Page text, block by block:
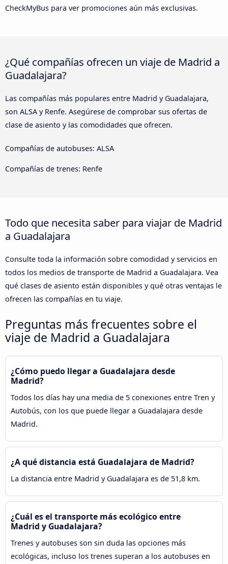
CheckMyBus para ver promociones aún más exclusivas.
¿Qué compañías ofrecen un viaje de Madrid a
Guadalajara?
Las compañías más populares entre Madrid y Guadalajara,
son ALSA y Renfe. Asegúrese de comprobar sus ofertas de
clase de asiento y las comodidades que ofrecen.
Compañías de autobuses: ALSA
Compañías de trenes: Renfe
Todo que necesita saber para viajar de Madrid
a Guadalajara
Consulte toda la información sobre comodidad y servicios en
todos los medios de transporte de Madrid a Guadalajara. Vea
qué clases de asiento están disponibles y qué otras ventajas le
ofrecen las compañías en tu viaje.
Preguntas más frecuentes sobre el
viaje de Madrid a Guadalajara
¿Cómo puedo llegar a Guadalajara desde
Madrid?
Todos los días hay una media de 5 conexiones entre Tren y
Autobús, con los que puede llegar a Guadalajara desde
Madrid.
¿A qué distancia está Guadalajara de Madrid?
La distancia entre Madrid y Guadalajara es de 51,8 km.
¿Cuál es el transporte más ecológico entre
Madrid y Guadalajara?
Trenes y autobuses son sin duda las opciones más
ecológicas, incluso los trenes superan a los autobuses en